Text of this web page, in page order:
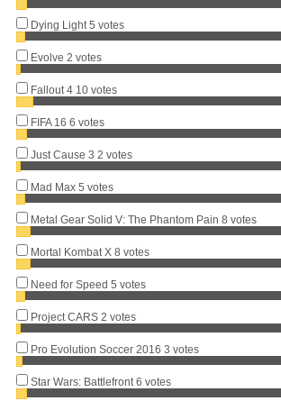
Dying Light 5 votes
Evolve 2 votes
Fallout 4 10 votes
FIFA 16 6 votes
Just Cause 3 2 votes
Mad Max 5 votes
Metal Gear Solid V: The Phantom Pain 8 votes
Mortal Kombat X 8 votes
Need for Speed 5 votes
Project CARS 2 votes
Pro Evolution Soccer 2016 3 votes
Star Wars: Battlefront 6 votes